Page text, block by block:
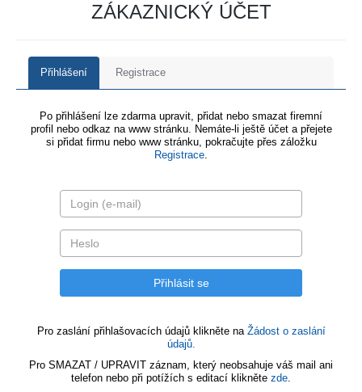
ZÁKAZNICKÝ ÚČET
Přihlášení Registrace
Po přihlášení lze zdarma upravit, přidat nebo smazat firemní
profil nebo odkaz na www stránku. Nemáte-li ještě účet a přejete
si přidat firmu nebo www stránku, pokračujte přes záložku
Registrace.
Pro zaslání přihlašovacích údajů klikněte na Žádost o zaslání
údajů.
Pro SMAZAT / UPRAVIT záznam, který neobsahuje váš mail ani
telefon nebo při potížích s editací klikněte zde.